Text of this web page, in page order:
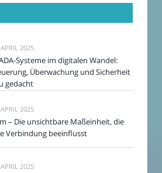
2025
Systeme im digitalen Wandel:
Überwachung und Sicherheit
gedacht
2025
– Die unsichtbare Maßeinheit, die
Verbindung beeinflusst
2025